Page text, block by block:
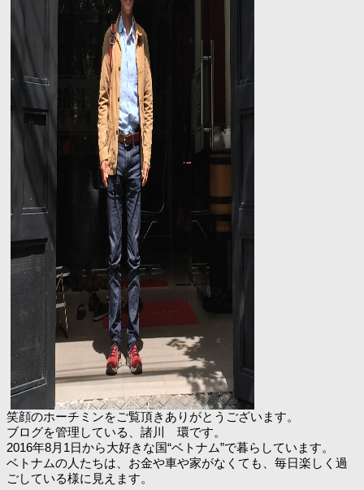
笑顔のホーチミンをご覧頂きありがとうございます。
ブログを管理している、諸川 環です。
2016年8月1日から大好きな国“ベトナム”で暮らしています。
ベトナムの人たちは、お金や車や家がなくても、毎日楽しく過
ごしている様に見えます。